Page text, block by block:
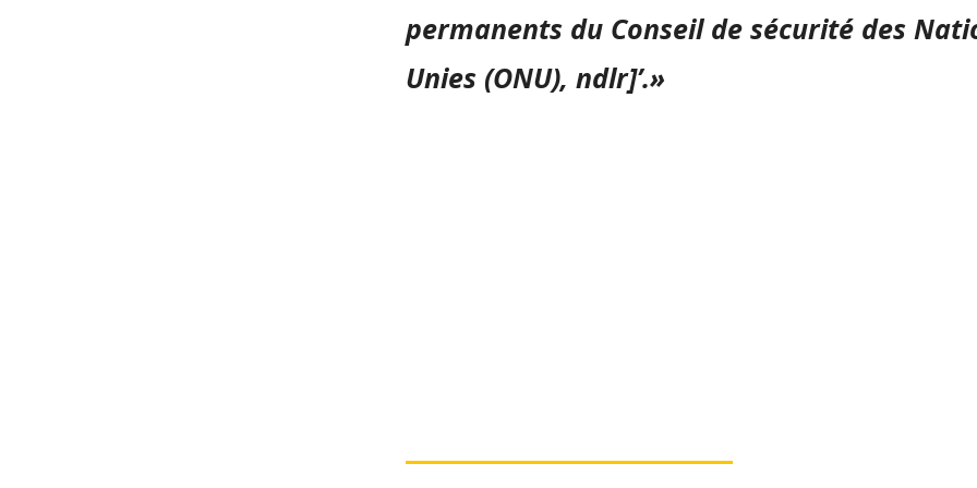
permanents du Conseil de sécurité des
Unies (ONU), ndlr]’.»